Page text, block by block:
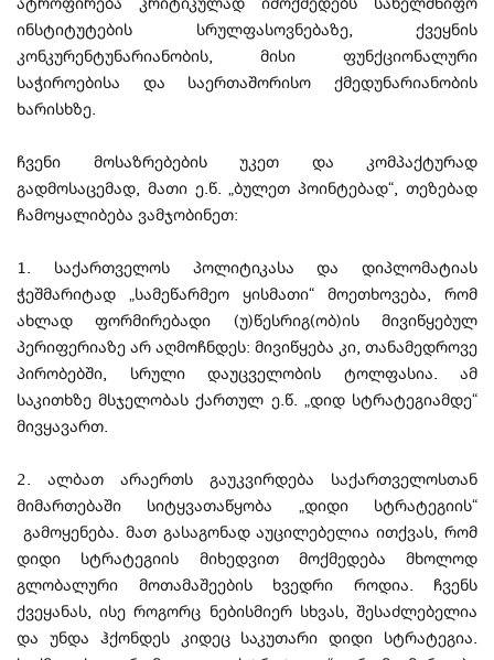
ინსტიტუტების სრულფასოვნებაზე, ქვეყნის
კონკურენტუნარიანობის, მისი ფუნქციონალური
საჭიროებისა და საერთაშორისო ქმედუნარიანობის
ხარისხზე.
ჩვენი მოსაზრებების უკეთ და კომპაქტურად
გადმოსაცემად, მათი ე.წ. „ბულეთ პოინტებად“, თეზებად
ჩამოყალიბება ვამჯობინეთ:
1. საქართველოს პოლიტიკასა და დიპლომატიას
ჭეშმარიტად „სამეწარმეო ყისმათი“ მოეთხოვება, რომ
ახლად ფორმირებადი (უ)წესრიგ(ობ)ის მივიწყებულ
პერიფერიაზე არ აღმოჩნდეს: მივიწყება კი, თანამედროვე
პირობებში, სრული დაუცველობის ტოლფასია. ამ
საკითხზე მსჯელობას ქართულ ე.წ. „დიდ სტრატეგიამდე“
მივყავართ.
2. ალბათ არაერთს გაუკვირდება საქართველოსთან
მიმართებაში სიტყვათაწყობა „დიდი სტრატეგიის“
გამოყენება. მათ გასაგონად აუცილებელია ითქვას, რომ
დიდი სტრატეგიის მიხედვით მოქმედება მხოლოდ
გლობალური მოთამაშეების ხვედრი როდია. ჩვენს
ქვეყანას, ისე როგორც ნებისმიერ სხვას, შესაძლებელია
და უნდა ჰქონდეს კიდეც საკუთარი დიდი სტრატეგია.